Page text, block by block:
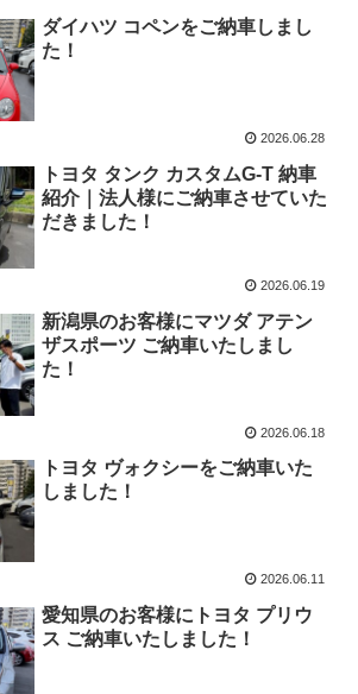
ダイハツ コペンをご納車しまし
た！
2026.06.28
トヨタ タンク カスタムG-T 納車
紹介｜法人様にご納車させていた
だきました！
2026.06.19
新潟県のお客様にマツダ アテン
ザスポーツ ご納車いたしまし
た！
2026.06.18
トヨタ ヴォクシーをご納車いた
しました！
2026.06.11
愛知県のお客様にトヨタ プリウ
ス ご納車いたしました！